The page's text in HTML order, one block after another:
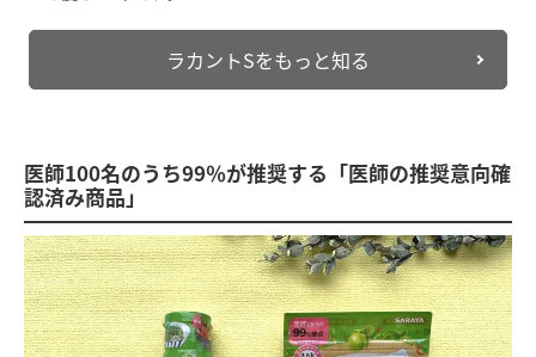
ラカントSをもっと知る
医師100名のうち99％が推奨する「医師の推奨意向確
認済み商品」